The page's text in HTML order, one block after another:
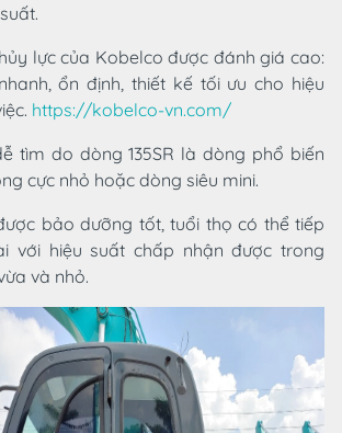
lực của Kobelco được đánh giá cao:
ổn định, thiết kế tối ưu cho hiệu
https://kobelco-vn.com/
tìm do dòng 135SR là dòng phổ biến
cực nhỏ hoặc dòng siêu mini.
bảo dưỡng tốt, tuổi thọ có thể tiếp
với hiệu suất chấp nhận được trong
và nhỏ.